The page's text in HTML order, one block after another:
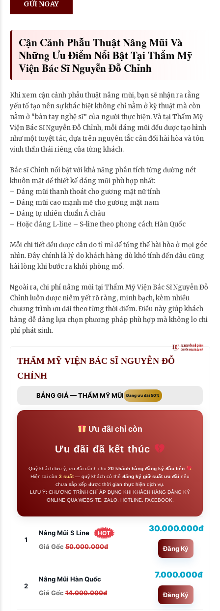
Cận Cảnh Phẫu Thuật Nâng Mũi Và
Những Ưu Điểm Nổi Bật Tại Thẩm Mỹ
Viện Bác Sĩ Nguyễn Đỗ Chỉnh
Khi xem cận cảnh phẫu thuật nâng mũi, bạn sẽ nhận ra rằng
yếu tố tạo nên sự khác biệt không chỉ nằm ở kỹ thuật mà còn
nằm ở “bàn tay nghệ sĩ” của người thực hiện. Và tại Thẩm Mỹ
Viện Bác Sĩ Nguyễn Đỗ Chỉnh, mỗi dáng mũi đều được tạo hình
như một tuyệt tác, dựa trên nguyên tắc cân đối hài hòa và tôn
vinh thần thái riêng của từng khách.
Bác sĩ Chỉnh nổi bật với khả năng phân tích từng đường nét
khuôn mặt để thiết kế dáng mũi phù hợp nhất:
– Dáng mũi thanh thoát cho gương mặt nữ tính
– Dáng mũi cao mạnh mẽ cho gương mặt nam
– Dáng tự nhiên chuẩn Á châu
– Hoặc dáng L-line – S-line theo phong cách Hàn Quốc
Mỗi chi tiết đều được cân đo tỉ mỉ để tổng thể hài hòa ở mọi góc
nhìn. Đây chính là lý do khách hàng dù khó tính đến đâu cũng
hài lòng khi bước ra khỏi phòng mổ.
Ngoài ra, chi phí nâng mũi tại Thẩm Mỹ Viện Bác Sĩ Nguyễn Đỗ
Chỉnh luôn được niêm yết rõ ràng, minh bạch, kèm nhiều
chương trình ưu đãi theo từng thời điểm. Điều này giúp khách
hàng dễ dàng lựa chọn phương pháp phù hợp mà không lo chi
phí phát sinh.
THẨM MỸ VIỆN BÁC SĨ NGUYỄN ĐỖ
CHỈNH
BẢNG GIÁ — THẨM MỸ MŨI Đang ưu đãi 50%
Ưu đãi chỉ còn
Ưu đãi đã kết thúc
Quý khách lưu ý, ưu đãi dành cho 20 khách hàng đăng ký đầu tiên
Hiện tại còn 3 suất— quý khách có thể đăng ký giữ suất ưu đãi nếu
chưa sắp xếp được thời gian thực hiện dịch vụ.
LƯU Ý: CHƯƠNG TRÌNH CHỈ ÁP DỤNG KHI KHÁCH HÀNG ĐĂNG KÝ
ONLINE QUA WEBSITE, ZALO, HOTLINE, FACEBOOK.
1
Nâng Mũi S Line HOT
Giá Gốc 50.000.000đ
30.000.000đ
Đăng Ký
2
Nâng Mũi Hàn Quốc
Giá Gốc 14.000.000đ
7.000.000đ
Đăng Ký